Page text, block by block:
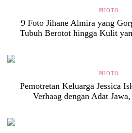
PHOTO
9 Foto Jihane Almira yang
Tubuh Berotot hingga Kulit
PHOTO
Pemotretan Keluarga Jessica
Verhaag dengan Adat